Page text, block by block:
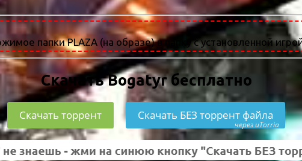
папки PLAZA (на образе) в папку с установленной
Скачать Bogatyr бесплатно
Скачать торрент Скачать БЕЗ торрент файла
через uTorria